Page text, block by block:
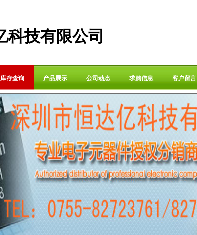
科技有限公司
库存查询 产品展示 公司动态 求购信息 客户留言